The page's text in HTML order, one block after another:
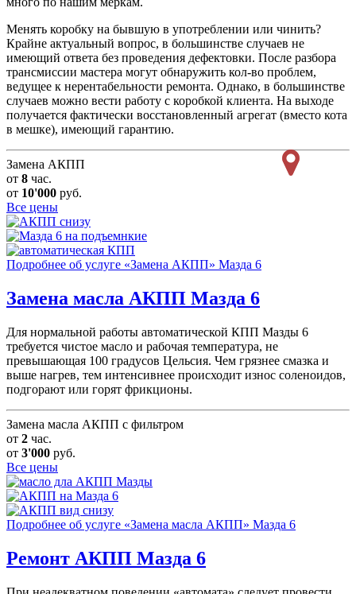
Менять коробку на бывшую в употреблении или чинить?
Крайне актуальный вопрос, в большинстве случаев не
имеющий ответа без проведения дефектовки. После разбора
трансмиссии мастера могут обнаружить кол-во проблем,
ведущее к нерентабельности ремонта. Однако, в большинстве
случаев можно вести работу с коробкой клиента. На выходе
получается фактически восстановленный агрегат (вместо кота
в мешке), имеющий гарантию.
Замена АКПП
от 8 час.
от 10'000 руб.
Все цены
Подробнее об услуге «Замена АКПП» Мазда 6
Замена масла АКПП Мазда 6
Для нормальной работы автоматической КПП Мазды 6
требуется чистое масло и рабочая температура, не
превышающая 100 градусов Цельсия. Чем грязнее смазка и
выше нагрев, тем интенсивнее происходит износ соленоидов,
подгорают или горят фрикционы.
Замена масла АКПП с фильтром
от 2 час.
от 3'000 руб.
Все цены
Подробнее об услуге «Замена масла АКПП» Мазда 6
Ремонт АКПП Мазда 6